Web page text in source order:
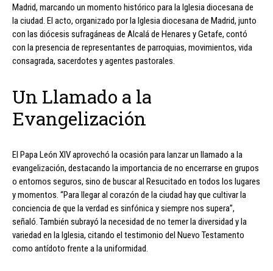
Madrid, marcando un momento histórico para la Iglesia diocesana de
la ciudad. El acto, organizado por la Iglesia diocesana de Madrid, junto
con las diócesis sufragáneas de Alcalá de Henares y Getafe, contó
con la presencia de representantes de parroquias, movimientos, vida
consagrada, sacerdotes y agentes pastorales.
Un Llamado a la
Evangelización
El Papa León XIV aprovechó la ocasión para lanzar un llamado a la
evangelización, destacando la importancia de no encerrarse en grupos
o entornos seguros, sino de buscar al Resucitado en todos los lugares
y momentos. “Para llegar al corazón de la ciudad hay que cultivar la
conciencia de que la verdad es sinfónica y siempre nos supera”,
señaló. También subrayó la necesidad de no temer la diversidad y la
variedad en la Iglesia, citando el testimonio del Nuevo Testamento
como antídoto frente a la uniformidad.